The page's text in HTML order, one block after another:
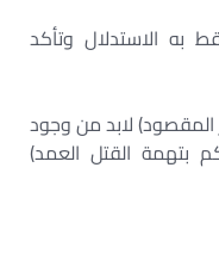
به الاستدلال وتأكد
لابد من وجود
القتل العمد)